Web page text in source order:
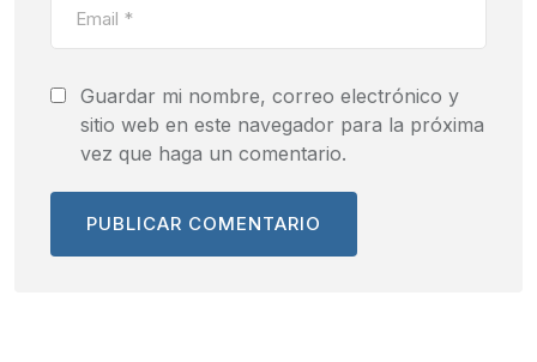
Guardar mi nombre, correo electrónico y
sitio web en este navegador para la próxima
vez que haga un comentario.